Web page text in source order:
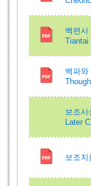
백련
Tiantai
백파
보조사
Later
보조